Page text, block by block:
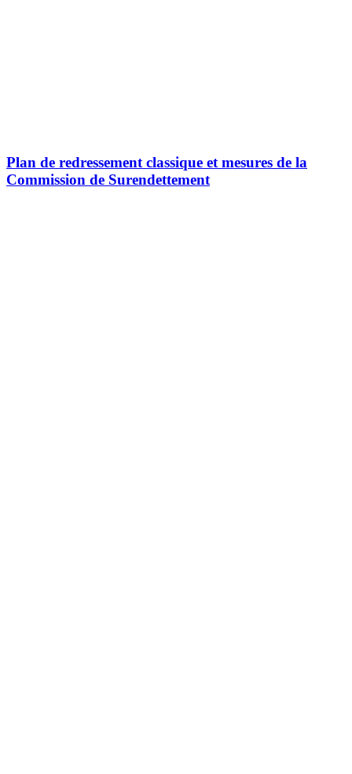
Plan de redressement classique et mesures de la
Commission de Surendettement